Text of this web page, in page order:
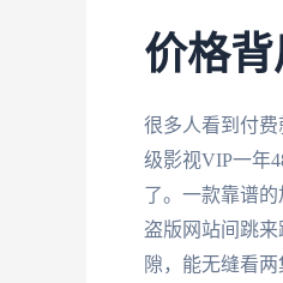
价格
很多人看到付
级影视VIP一年
了。一款靠谱
盗版网站间跳
隙，能无缝看